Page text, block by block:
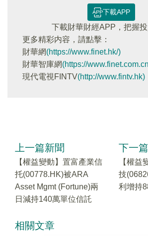
下載APP
下載財華財經APP，把握
更多精彩内容，請點擊：
財華網(https://www.finet.hk/)
財華智庫網(https://
現代電視FINTV(http://www.fintv.hk)
上一篇新聞
【權益變動】置富產業信
托(00778.HK)被ARA
Asset Mgmt (Fortune)兩
日減持140萬單位信託
下一
【權益
技
利增持
相關文章